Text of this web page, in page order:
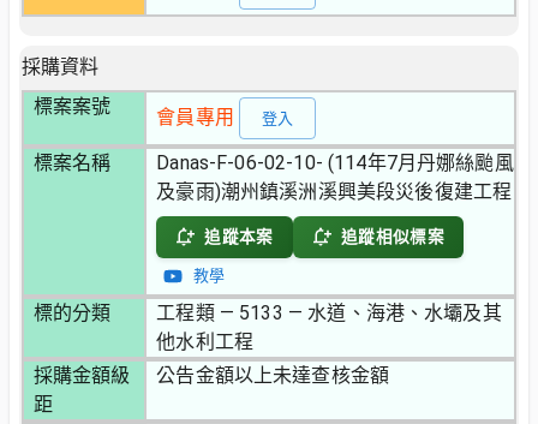
採購資料
標案案號
會員專用 登入
標案名稱
Danas-F-06-02-10- (114年7月丹娜絲颱風
及豪雨)潮州鎮溪洲溪興美段災後復建工程
追蹤本案 追蹤相似標案
教學
標的分類
工程類 — 5133 — 水道、海港、水壩及其
他水利工程
採購金額級
距
公告金額以上未達查核金額